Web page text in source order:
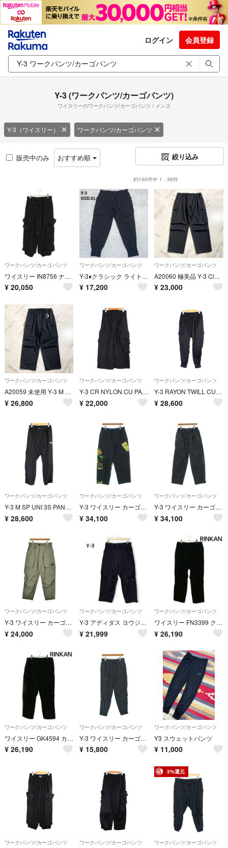
ログイン 会員登録
Y-3 (ワークパンツ/カーゴパンツ)
ワイスリーのワークパンツ/カーゴパンツ / メンズ
Y-3（ワイスリー） ワークパンツ/カーゴパンツ
販売中のみ おすすめ順 絞り込み
約100件中 1 - 36件
ワークパンツ/カーゴパンツ
ワイスリー IN8756 ナイロンカーゴロングパンツ メンズ S
¥ 20,050
ワークパンツ/カーゴパンツ
Y-3♦クラシック ライト リップストップ ユーティリティパンツ XL 黒
¥ 17,200
ワークパンツ/カーゴパンツ
A20060 極美品 Y-3 Classic Winter Wool Cargo
¥ 23,000
ワークパンツ/カーゴパンツ
A20059 未使用 Y-3 M CL CARGO PANTS 黒 XL
¥ 26,800
ワークパンツ/カーゴパンツ
Y-3 CR NYLON CU PANTS BLACK サイズXXS H63036
¥ 22,000
ワークパンツ/カーゴパンツ
Y-3 RAYON TWILL CUFFED PANTS サイズXS JX7283
¥ 28,600
ワークパンツ/カーゴパンツ
Y-3 M SP UNI 3S PANTS BLACK サイズXS JN7035
¥ 28,600
ワークパンツ/カーゴパンツ
Y-3 ワイスリー カーゴパンツ M 黒 【古着】【中古】【送料無料】
¥ 34,100
ワークパンツ/カーゴパンツ
Y-3 ワイスリー カーゴパンツ M 黒 【古着】【中古】【送料無料】
¥ 34,100
ワークパンツ/カーゴパンツ
Y-3 ワイスリー カーゴパンツ M カーキ 【古着】【中古】【送料無料】
¥ 24,000
ワークパンツ/カーゴパンツ
Y-3 アディダス ヨウジヤマモト ナイロン ストレッチ カーゴパンツ 黒 S
¥ 21,999
ワークパンツ/カーゴパンツ
ワイスリー FN3399 クラシックカーゴワイドロングパンツ メンズ L
¥ 26,190
ワークパンツ/カーゴパンツ
ワイスリー GK4594 カーゴイージーロングパンツ メンズ L
¥ 26,190
ワークパンツ/カーゴパンツ
Y-3 ワイスリー カーゴパンツ S 黒 【古着】【中古】【送料無料】
¥ 15,800
ワークパンツ/カーゴパンツ
Y3 スウェットパンツ
¥ 11,000
ワークパンツ/カーゴパンツ ワークパンツ/カーゴパンツ
3%還元
ワークパンツ/カーゴパンツ